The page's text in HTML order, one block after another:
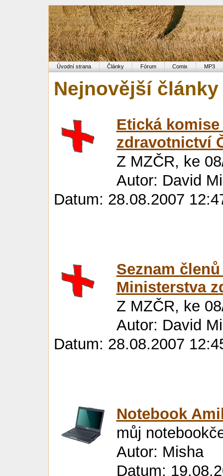
Úvodní strana Články Fórum Comix MP3
Nejnovější články
Etická
zdravotnictví
Z MZČR, ke
Autor: David
Datum: 28.08.2007
Seznam
Ministerstva
Z MZČR, ke
Autor: David
Datum: 28.08.2007
Notebook
můj
Autor: Misha
Datum: